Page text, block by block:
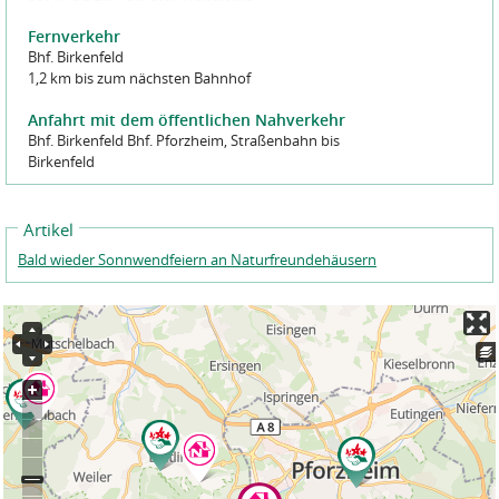
Fernverkehr
Bhf. Birkenfeld
1,2 km bis zum nächsten Bahnhof
Anfahrt mit dem öffentlichen Nahverkehr
Bhf. Birkenfeld Bhf. Pforzheim, Straßenbahn bis
Birkenfeld
Artikel
Bald wieder Sonnwendfeiern an Naturfreundehäusern